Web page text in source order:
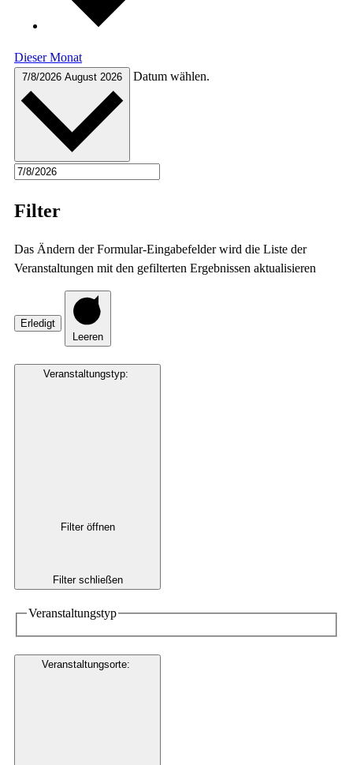
Dieser Monat
7/8/2026 August 2026 Datum wählen.
Filter
Das Ändern der Formular-Eingabefelder wird die Liste der
Veranstaltungen mit den gefilterten Ergebnissen aktualisieren
Erledigt
Leeren
Veranstaltungstyp:
Filter öffnen
Filter schließen
Veranstaltungstyp
Veranstaltungsorte: